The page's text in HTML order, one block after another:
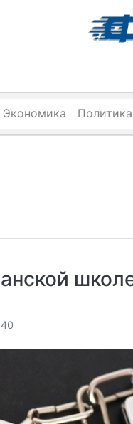
Экономика Политика